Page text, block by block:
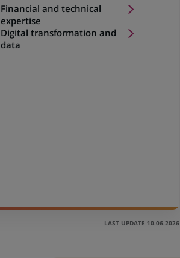
Financial and technical
expertise
Digital transformation and
data
LAST UPDATE 10.06.2026